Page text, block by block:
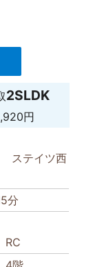
2SLDK
円
ステイツ西
分
RC